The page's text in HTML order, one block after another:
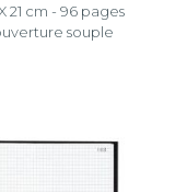
21 cm - 96 pages
souple